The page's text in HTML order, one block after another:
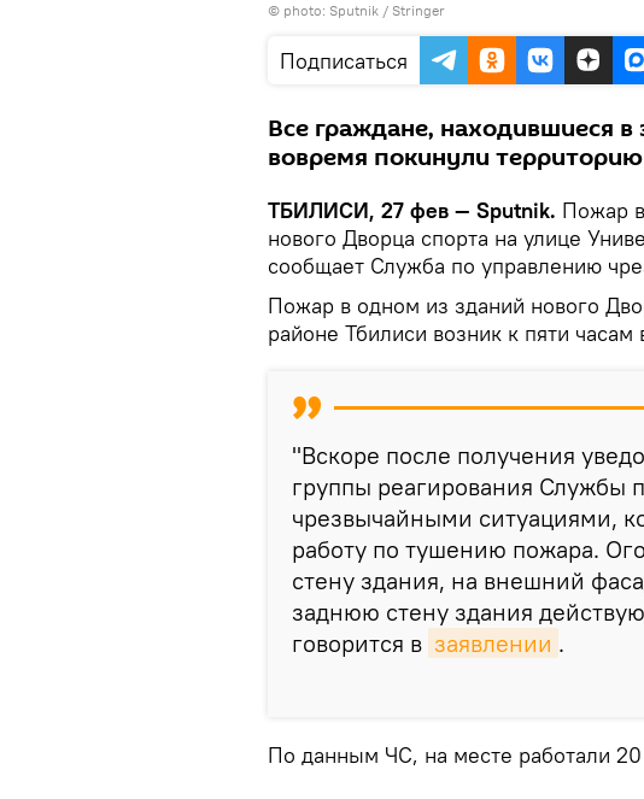
© photo: Sputnik / Stringer
Подписаться
Все граждане, находившиеся
вовремя покинули территорию
ТБИЛИСИ, 27 фев — Sputnik. Пожар
нового Дворца спорта на улице
сообщает Служба по управлению
Пожар в одном из зданий нового
районе Тбилиси возник к пяти часам
"Вскоре после получения
группы реагирования Службы
чрезвычайными ситуациями,
работу по тушению пожара.
стену здания, на внешний
заднюю стену здания
говорится в заявлении .
По данным ЧС, на месте работали